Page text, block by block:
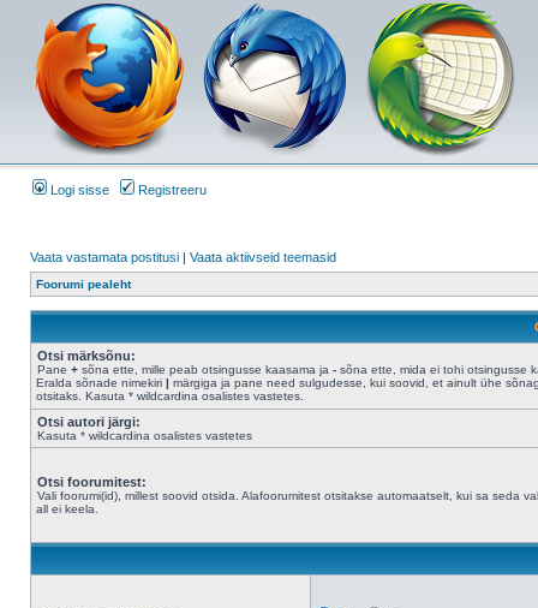
Logi sisse Registreeru
Vaata vastamata postitusi | Vaata aktiivseid teemasid
Foorumi pealeht
Otsi märksõnu:
Pane + sõna ette, mille peab otsingusse kaasama ja - sõna ette, mida ei tohi otsingusse
Eralda sõnade nimekiri | märgiga ja pane need sulgudesse, kui soovid, et ainult ühe
otsitaks. Kasuta * wildcardina osalistes vastetes.
Otsi autori järgi:
Kasuta * wildcardina osalistes vastetes
Otsi foorumitest:
Vali foorumi(id), millest soovid otsida. Alafoorumitest otsitakse automaatselt, kui sa seda
all ei keela.